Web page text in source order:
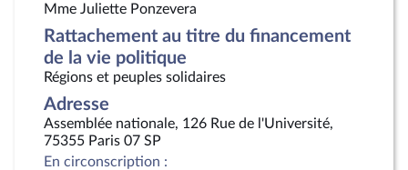
Mme Juliette Ponzevera
Rattachement au titre du financement
de la vie politique
Régions et peuples solidaires
Adresse
Assemblée nationale, 126 Rue de l'Université,
75355 Paris 07 SP
En circonscription :